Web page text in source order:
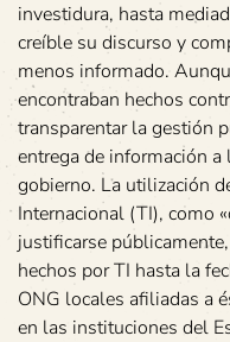
investidura, hasta
creíble su discurso y
menos informado.
encontraban hechos
transparentar la gestión
entrega de información
gobierno. La utilización
Internacional (TI), como
justificarse
hechos por TI hasta la
ONG locales afiliadas a
en las instituciones del